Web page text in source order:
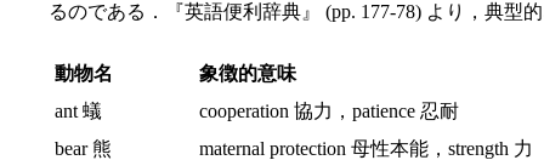
るのである．『英語便利辞典』 (pp. 177-78) より，典型
動物名
象徴的意味
ant 蟻
cooperation 協力，patience 忍耐
bear 熊
maternal protection 母性本能，strength 力